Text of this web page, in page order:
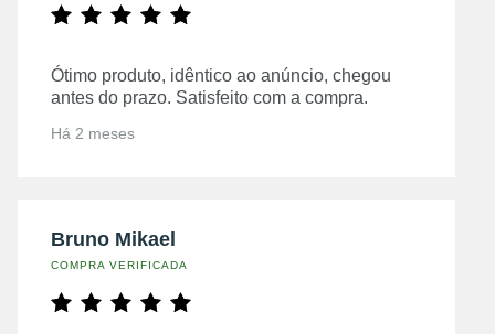
Ótimo produto, idêntico ao anúncio, chegou
antes do prazo. Satisfeito com a compra.
Há 2 meses
Bruno Mikael
COMPRA VERIFICADA